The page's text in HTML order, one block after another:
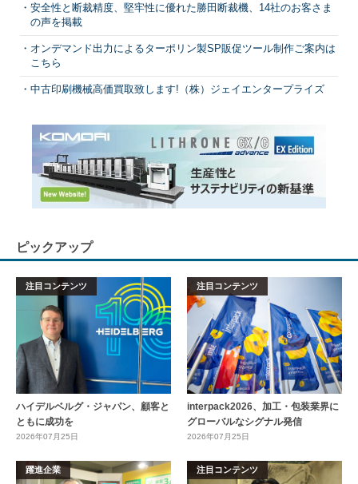
安全性と断裁精度、堅牢性に優れた勝田断裁機、14社のお客さま
の声を掲載
オンデマンド出力によるターポリン製SP販促ツール制作ご案内は
こちら
中古印刷機械高価買取致します!（株）ジェイエンタープライズ
ピックアップ
注目コンテンツ
ハイデルベルグ・ジャパン、顧客と
ともに成功を
2026年07月25日
注目コンテンツ
interpack2026、加工・包装業界に
グローバルなシグナル発信
2026年07月25日
躍進企業 注目コンテンツ